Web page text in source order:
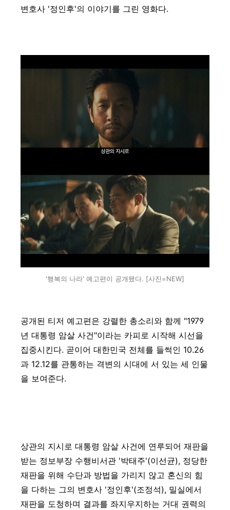
변호사 '정인후'의 이야기를 그린 영화다.
'행복의 나라' 예고편이 공개됐다. [사진=NEW]
공개된 티저 예고편은 강렬한 총소리와 함께 "1979
년 대통령 암살 사건"이라는 카피로 시작해 시선을
집중시킨다. 곧이어 대한민국 전체를 들썩인 10.26
과 12.12를 관통하는 격변의 시대에 서 있는 세 인물
을 보여준다.
상관의 지시로 대통령 암살 사건에 연루되어 재판을
받는 정보부장 수행비서관 '박태주'(이선균), 정당한
재판을 위해 수단과 방법을 가리지 않고 혼신의 힘
을 다하는 그의 변호사 '정인후'(조정석), 밀실에서
재판을 도청하며 결과를 좌지우지하는 거대 권력의